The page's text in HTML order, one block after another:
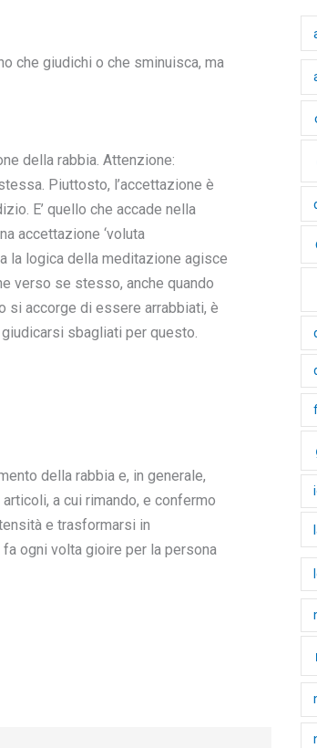
che giudichi o che sminuisca, ma
della rabbia. Attenzione:
Piuttosto, l’accettazione è
E’ quello che accade nella
accettazione ‘voluta
la logica della meditazione agisce
verso se stesso, anche quando
si accorge di essere arrabbiati, è
sbagliati per questo.
della rabbia e, in generale,
a cui rimando, e confermo
e trasformarsi in
ogni volta gioire per la persona